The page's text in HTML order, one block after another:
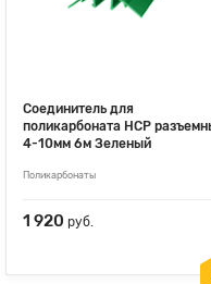
Соединитель для
поликарбоната НСР
4-10мм 6м Зеленый
Поликарбонаты
1 920 руб.